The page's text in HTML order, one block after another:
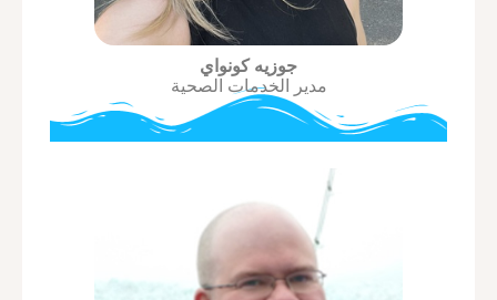
جوزيه كونواي
مدير الخدمات الصحية